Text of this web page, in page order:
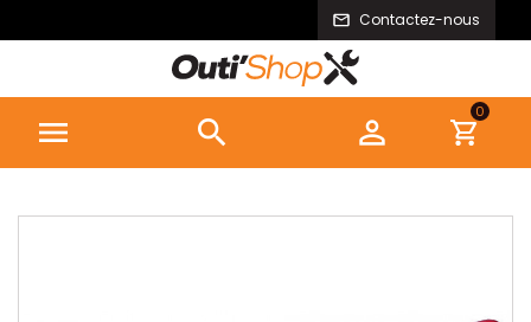
Contactez-nous
  
0